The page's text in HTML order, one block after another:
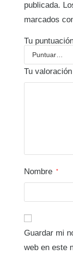
publicada.
marcados
Tu
Tu valoración
Nombre *
Guardar mi
web en este